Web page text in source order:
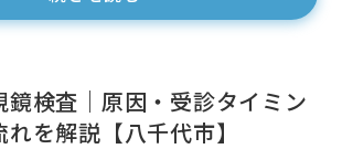
鏡検査｜原因・受診タイミン
を解説【八千代市】